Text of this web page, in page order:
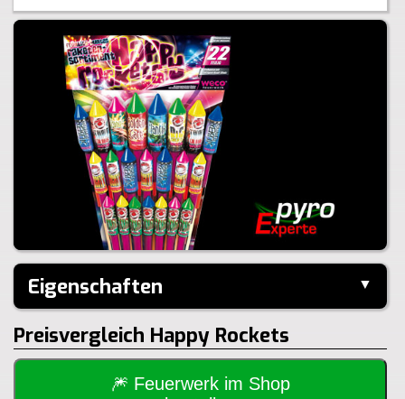
Eigenschaften ▼
Hersteller:
Weco
Inhalt je Pack:
22 Stück
Inhalt je VE:
6 Stück
104,0x38,0x6,0cm
Preisvergleich Happy Rockets
🎆 Feuerwerk im Shop